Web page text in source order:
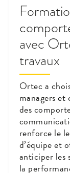
avec
travaux
Ortec a
managers
des
renforce le
d’équipe et
anticiper les
la